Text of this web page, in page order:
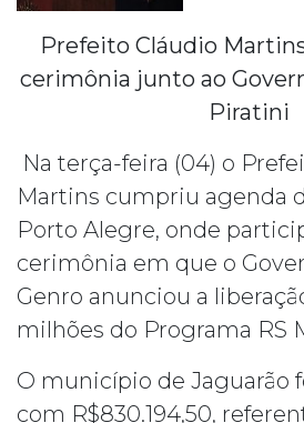
Prefeito Cláudio
cerimônia junto ao
Piratini
Na terça-feira (04) o
Martins cumpriu agenda
Porto Alegre, onde
cerimônia em que o
Genro anunciou a
milhões do Programa RS
O município de Jaguarão
com R$830.194,50,